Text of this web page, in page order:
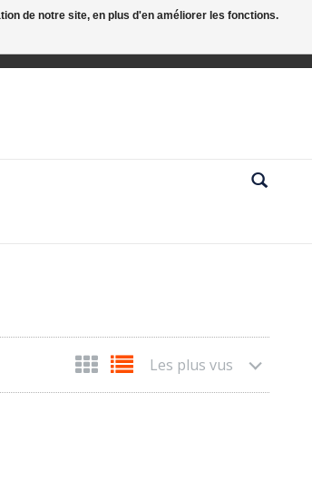
Les plus vus
de notre site, en plus d'en améliorer les fonctions.